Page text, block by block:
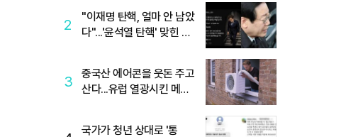
2
"이재명 탄핵, 얼마 안 남았
다"...'윤석열 탄핵' 맞힌 무
3
중국산 에어콘을 웃돈 주고
산다...유럽 열광시킨 메이
국가가 청년 상대로 '통